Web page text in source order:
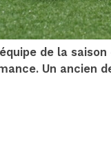
de la
Un ancien